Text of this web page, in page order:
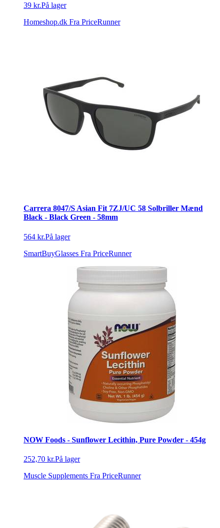
39 kr.På lager
Homeshop.dk Fra PriceRunner
Carrera 8047/S Asian Fit 7ZJ/UC 58 Solbriller Mænd
Black - Black Green - 58mm
564 kr.På lager
SmartBuyGlasses Fra PriceRunner
NOW Foods - Sunflower Lecithin, Pure Powder - 454g
252,70 kr.På lager
Muscle Supplements Fra PriceRunner